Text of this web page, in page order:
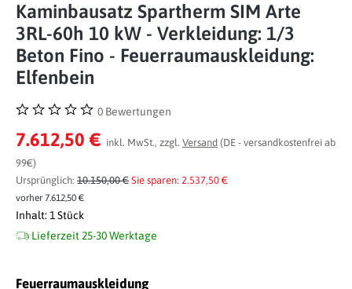
Kaminbausatz Spartherm SIM Arte
3RL-60h 10 kW - Verkleidung: 1/3
Beton Fino - Feuerraumauskleidung:
Elfenbein
Durchschnittliche Bewertung von 0 von 5 Sternen
0 Bewertungen
7.612,50 € inkl. MwSt., zzgl. Versand (DE - versandkostenfrei ab
99€)
Ursprünglich: 10.150,00 € Sie sparen: 2.537,50 €
vorher 7.612,50 €
Inhalt: 1 Stück
Lieferzeit 25-30 Werktage
Feuerraumauskleidungauswählen